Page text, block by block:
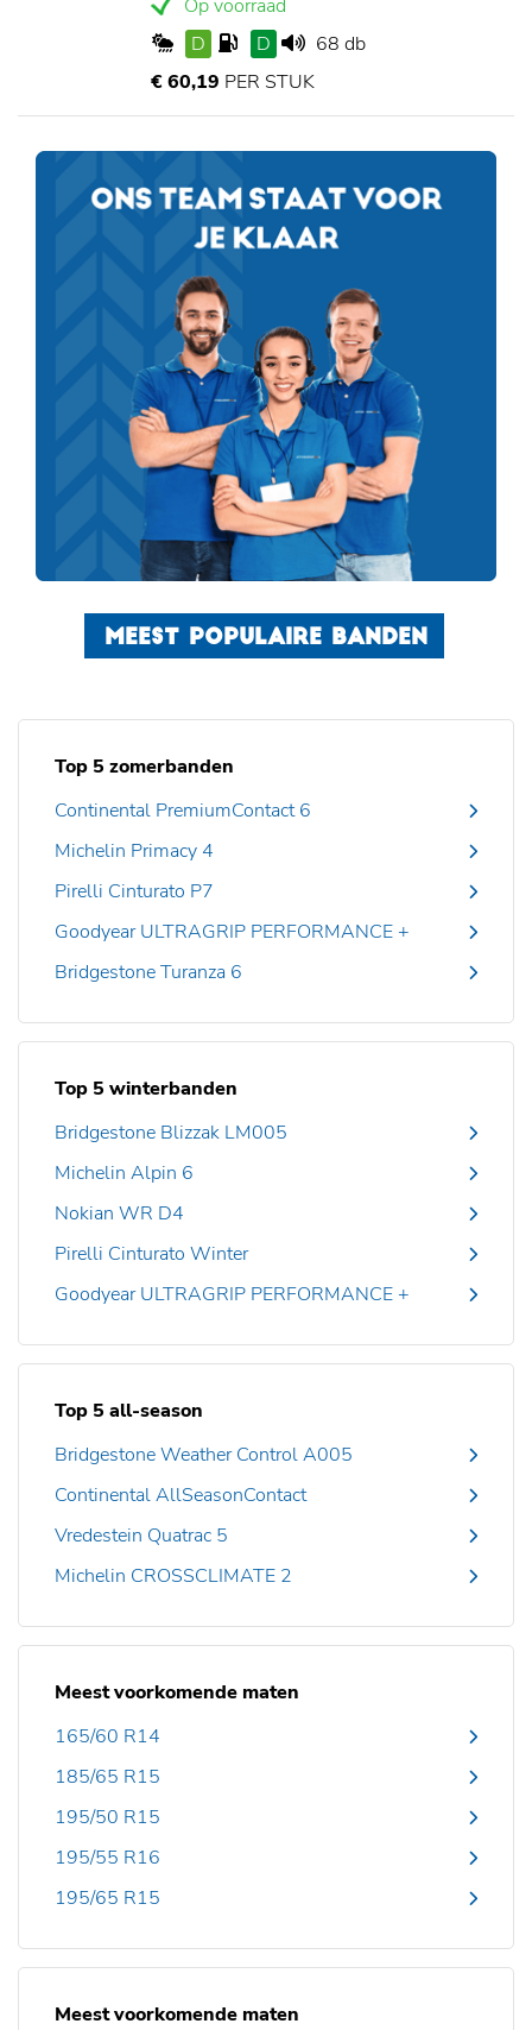
Op voorraad
D
D
68 db
€ 60,19 PER STUK
MEEST POPULAIRE BANDEN
Top 5 zomerbanden
Continental PremiumContact 6
Michelin Primacy 4
Pirelli Cinturato P7
Goodyear ULTRAGRIP PERFORMANCE +
Bridgestone Turanza 6
Top 5 winterbanden
Bridgestone Blizzak LM005
Michelin Alpin 6
Nokian WR D4
Pirelli Cinturato Winter
Goodyear ULTRAGRIP PERFORMANCE +
Top 5 all-season
Bridgestone Weather Control A005
Continental AllSeasonContact
Vredestein Quatrac 5
Michelin CROSSCLIMATE 2
Meest voorkomende maten
165/60 R14
185/65 R15
195/50 R15
195/55 R16
195/65 R15
Meest voorkomende maten